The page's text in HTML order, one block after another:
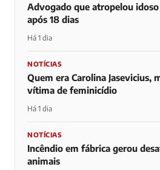
Advogado que atropelou idoso
após 18 dias
Há 1 dia
NOTÍCIAS
Quem era Carolina Jasevicius,
vítima de feminicídio
Há 1 dia
NOTÍCIAS
Incêndio em fábrica gerou
animais